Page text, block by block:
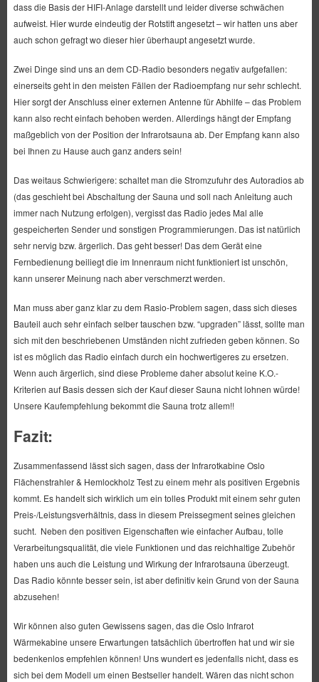
dass die Basis der HIFI-Anlage darstellt und leider diverse schwächen
aufweist. Hier wurde eindeutig der Rotstift angesetzt – wir hatten uns aber
auch schon gefragt wo dieser hier überhaupt angesetzt wurde.
Zwei Dinge sind uns an dem CD-Radio besonders negativ aufgefallen:
einerseits geht in den meisten Fällen der Radioempfang nur sehr schlecht.
Hier sorgt der Anschluss einer externen Antenne für Abhilfe – das Problem
kann also recht einfach behoben werden. Allerdings hängt der Empfang
maßgeblich von der Position der Infrarotsauna ab. Der Empfang kann also
bei Ihnen zu Hause auch ganz anders sein!
Das weitaus Schwierigere: schaltet man die Stromzufuhr des Autoradios ab
(das geschieht bei Abschaltung der Sauna und soll nach Anleitung auch
immer nach Nutzung erfolgen), vergisst das Radio jedes Mal alle
gespeicherten Sender und sonstigen Programmierungen. Das ist natürlich
sehr nervig bzw. ärgerlich. Das geht besser! Das dem Gerät eine
Fernbedienung beiliegt die im Innenraum nicht funktioniert ist unschön,
kann unserer Meinung nach aber verschmerzt werden.
Man muss aber ganz klar zu dem Rasio-Problem sagen, dass sich dieses
Bauteil auch sehr einfach selber tauschen bzw. “upgraden” lässt, sollte man
sich mit den beschriebenen Umständen nicht zufrieden geben können. So
ist es möglich das Radio einfach durch ein hochwertigeres zu ersetzen.
Wenn auch ärgerlich, sind diese Probleme daher absolut keine K.O.-
Kriterien auf Basis dessen sich der Kauf dieser Sauna nicht lohnen würde!
Unsere Kaufempfehlung bekommt die Sauna trotz allem!!
Fazit:
Zusammenfassend lässt sich sagen, dass der Infrarotkabine Oslo
Flächenstrahler & Hemlockholz Test zu einem mehr als positiven Ergebnis
kommt. Es handelt sich wirklich um ein tolles Produkt mit einem sehr guten
Preis-/Leistungsverhältnis, dass in diesem Preissegment seines gleichen
sucht. Neben den positiven Eigenschaften wie einfacher Aufbau, tolle
Verarbeitungsqualität, die viele Funktionen und das reichhaltige Zubehör
haben uns auch die Leistung und Wirkung der Infrarotsauna überzeugt.
Das Radio könnte besser sein, ist aber definitiv kein Grund von der Sauna
abzusehen!
Wir können also guten Gewissens sagen, das die Oslo Infrarot
Wärmekabine unsere Erwartungen tatsächlich übertroffen hat und wir sie
bedenkenlos empfehlen können! Uns wundert es jedenfalls nicht, dass es
sich bei dem Modell um einen Bestseller handelt. Wären das nicht schon